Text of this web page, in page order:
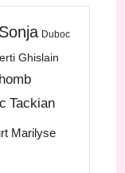
Duboc
Ghislain
Tackian
Marilyse